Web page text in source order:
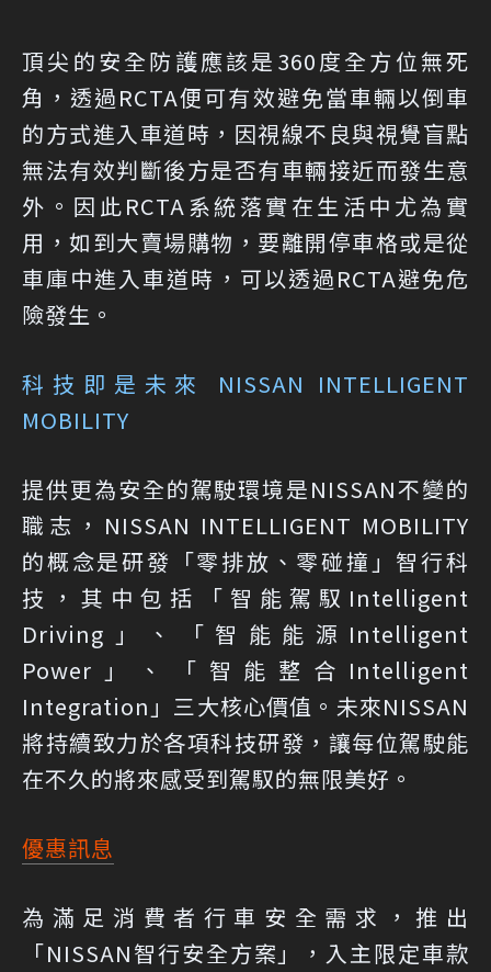
頂尖的安全防護應該是360度全方位無死
角，透過RCTA便可有效避免當車輛以倒車
的方式進入車道時，因視線不良與視覺盲點
無法有效判斷後方是否有車輛接近而發生意
外。因此RCTA系統落實在生活中尤為實
用，如到大賣場購物，要離開停車格或是從
車庫中進入車道時，可以透過RCTA避免危
險發生。
科技即是未來 NISSAN INTELLIGENT
MOBILITY
提供更為安全的駕駛環境是NISSAN不變的
職志，NISSAN INTELLIGENT MOBILITY
的概念是研發「零排放、零碰撞」智行科
技，其中包括「智能駕馭Intelligent
Driving」、「智能能源Intelligent
Power」、「智能整合Intelligent
Integration」三大核心價值。未來NISSAN
將持續致力於各項科技研發，讓每位駕駛能
在不久的將來感受到駕馭的無限美好。
優惠訊息
為滿足消費者行車安全需求，推出
「NISSAN智行安全方案」，入主限定車款